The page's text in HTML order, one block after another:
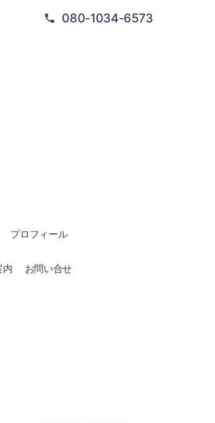
080-1034-6573
プロフィール
内 お問い合せ